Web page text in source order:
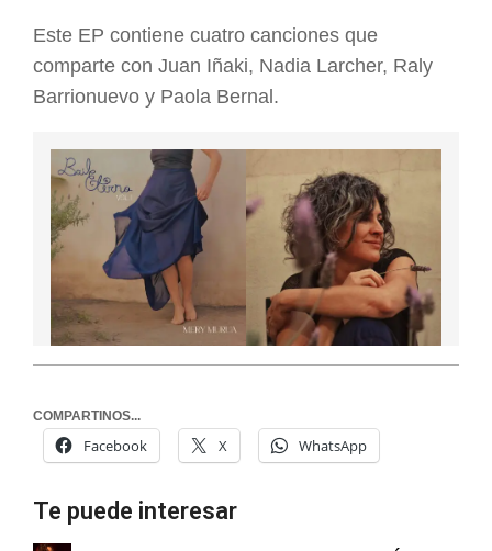
Este EP contiene cuatro canciones que
comparte con Juan Iñaki, Nadia Larcher, Raly
Barrionuevo y Paola Bernal.
COMPARTINOS...
Facebook X WhatsApp
Te puede interesar